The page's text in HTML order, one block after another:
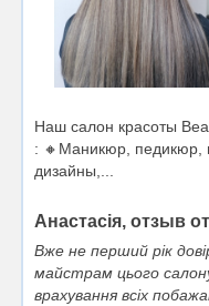
Наш салон красоты
: 🔸Маникюр, педикюр,
дизайны,...
Анастасія, отзыв
Вже не перший рік
майстрам цього салону.
врахування всіх